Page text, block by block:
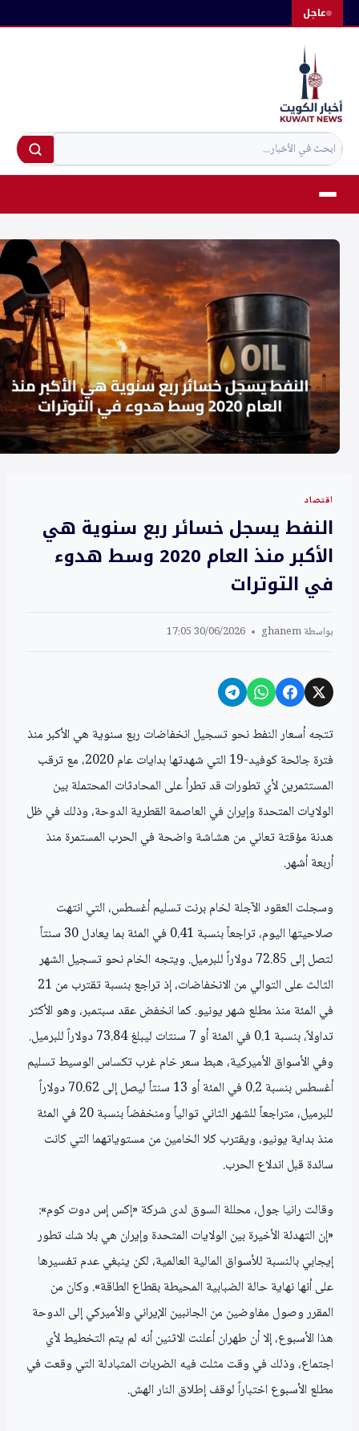
عاجلالتجاوز
اقتصاد
النفط يسجل خسائر ربع سنوية هي
الأكبر منذ العام 2020 وسط هدوء
في التوترات
بواسطةghanem
30/06/2026 17:05
تتجه أسعار النفط نحو تسجيل انخفاضات ربع سنوية هي الأكبر منذ
فترة جائحة كوفيد-19 التي شهدتها بدايات عام 2020، مع ترقب
المستثمرين لأي تطورات قد تطرأ على المحادثات المحتملة بين
الولايات المتحدة وإيران في العاصمة القطرية الدوحة، وذلك في ظل
هدنة مؤقتة تعاني من هشاشة واضحة في الحرب المستمرة منذ
أربعة أشهر.
وسجلت العقود الآجلة لخام برنت تسليم أغسطس، التي انتهت
صلاحيتها اليوم، تراجعاً بنسبة 0.41 في المئة بما يعادل 30 سنتاً
لتصل إلى 72.85 دولاراً للبرميل. ويتجه الخام نحو تسجيل الشهر
الثالث على التوالي من الانخفاضات، إذ تراجع بنسبة تقترب من 21
في المئة منذ مطلع شهر يونيو. كما انخفض عقد سبتمبر، وهو الأكثر
تداولاً، بنسبة 0.1 في المئة أو 7 سنتات ليبلغ 73.84 دولاراً للبرميل.
وفي الأسواق الأميركية، هبط سعر خام غرب تكساس الوسيط تسليم
أغسطس بنسبة 0.2 في المئة أو 13 سنتاً ليصل إلى 70.62 دولاراً
للبرميل، متراجعاً للشهر الثاني توالياً ومنخفضاً بنسبة 20 في المئة
منذ بداية يونيو، ويقترب كلا الخامين من مستوياتهما التي كانت
سائدة قبل اندلاع الحرب.
وقالت رانيا جول، محللة السوق لدى شركة «إكس إس دوت كوم»:
«إن التهدئة الأخيرة بين الولايات المتحدة وإيران هي بلا شك تطور
إيجابي بالنسبة للأسواق المالية العالمية، لكن ينبغي عدم تفسيرها
على أنها نهاية حالة الضبابية المحيطة بقطاع الطاقة». وكان من
المقرر وصول مفاوضين من الجانبين الإيراني والأميركي إلى الدوحة
هذا الأسبوع، إلا أن طهران أعلنت الاثنين أنه لم يتم التخطيط لأي
اجتماع، وذلك في وقت مثلت فيه الضربات المتبادلة التي وقعت في
مطلع الأسبوع اختباراً لوقف إطلاق النار الهش.